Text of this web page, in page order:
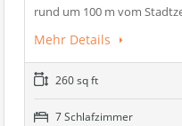
rund um 100 m vom
Mehr Details
260 sq ft
7 Schlafzimmer